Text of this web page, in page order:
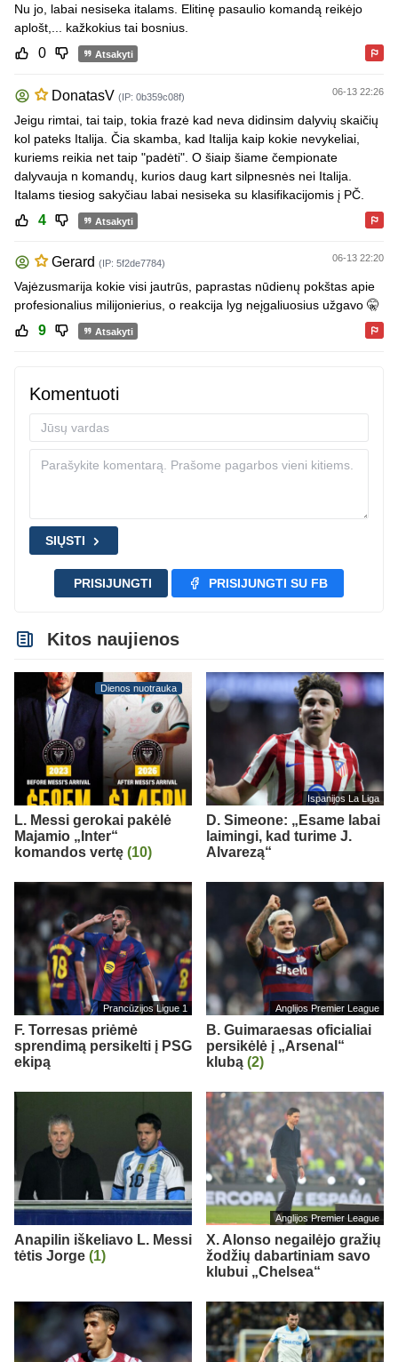
Nu jo, labai nesiseka italams. Elitinę pasaulio komandą reikėjo
aplošt,... kažkokius tai bosnius.
0 Atsakyti
DonatasV (IP: 0b359c08f) 06-13 22:26
Jeigu rimtai, tai taip, tokia frazė kad neva didinsim dalyvių skaičių
kol pateks Italija. Čia skamba, kad Italija kaip kokie nevykeliai,
kuriems reikia net taip "padėti". O šiaip šiame čempionate
dalyvauja n komandų, kurios daug kart silpnesnės nei Italija.
Italams tiesiog sakyčiau labai nesiseka su klasifikacijomis į PČ.
4 Atsakyti
Gerard (IP: 5f2de7784) 06-13 22:20
Vajėzusmarija kokie visi jautrūs, paprastas nūdienų pokštas apie
profesionalius milijonierius, o reakcija lyg neįgaliuosius užgavo 🤫
9 Atsakyti
Komentuoti
SIŲSTI
PRISIJUNGTI PRISIJUNGTI SU FB
Kitos naujienos
Dienos nuotrauka
L. Messi gerokai pakėlė
Majamio „Inter“
komandos vertę (10)
Ispanijos La Liga
D. Simeone: „Esame labai
laimingi, kad turime J.
Alvarezą“
Prancūzijos Ligue 1
F. Torresas priėmė
sprendimą persikelti į PSG
ekipą
Anglijos Premier League
B. Guimaraesas oficialiai
persikėlė į „Arsenal“
klubą (2)
Anapilin iškeliavo L. Messi
tėtis Jorge (1)
Anglijos Premier League
X. Alonso negailėjo gražių
žodžių dabartiniam savo
klubui „Chelsea“